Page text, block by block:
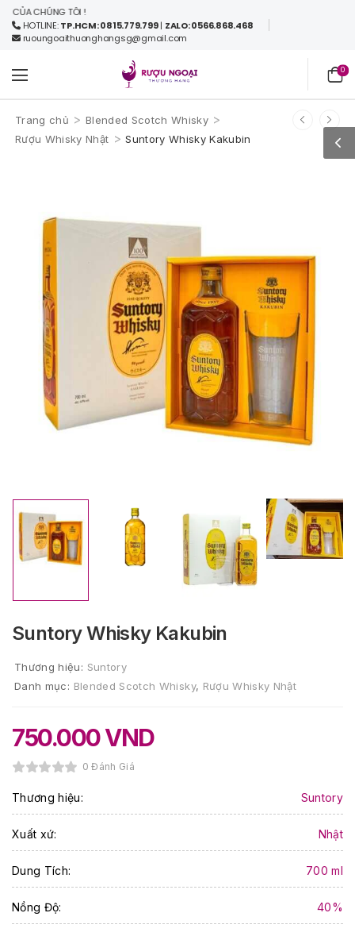
CHÚNG TÔI !
HOTLINE:TP.HCM: 0815.779.799| ZALO: 0566.868.468
ruoungoaithuonghangsg@gmail.com
0
Trang chủ > Blended Scotch Whisky >
Rượu Whisky Nhật > Suntory Whisky Kakubin
Suntory Whisky Kakubin
Thương hiệu: Suntory
Danh mục: Blended Scotch Whisky, Rượu Whisky Nhật
750.000VND
0 Đánh Giá
Thương hiệu: Suntory
Xuất xứ: Nhật
Dung Tích: 700 ml
Nồng Độ: 40%